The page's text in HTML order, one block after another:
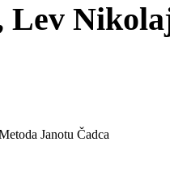
Janotu Čadca